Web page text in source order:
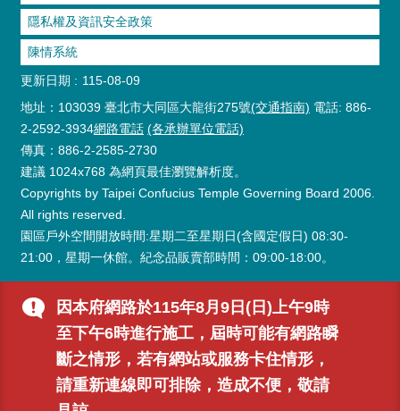
因本府網路於115年8月9日(日)上午9時
至下午6時進行施工，屆時可能有網路瞬
斷之情形，若有網站或服務卡住情形，
請重新連線即可排除，造成不便，敬請
隱私權及資訊安全政策
陳情系統
更新日期
115-08-09
地址：103039 臺北市大同區大龍街275號(交通指南) 電話: 886-
2-2592-3934網路電話 (各承辦單位電話)
傳真：886-2-2585-2730
建議 1024x768 為網頁最佳瀏覽解析度。
Copyrights by Taipei Confucius Temple Governing Board 2006.
All rights reserved.
園區戶外空間開放時間:星期二至星期日(含國定假日) 08:30-
21:00，星期一休館。紀念品販賣部時間：09:00-18:00。